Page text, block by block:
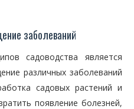
заболеваний
садоводства является
различных заболеваний
садовых растений и
появление болезней,